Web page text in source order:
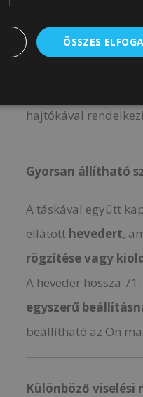
Hely egy telefon
9×16,5×1,5
hajtókával
Gyorsan állítható
A táskával együtt
ellátott hevedert,
rögzítése vagy
A heveder hossza
egyszerű
beállítható az Ön
Különböző viselési
ÖSSZES